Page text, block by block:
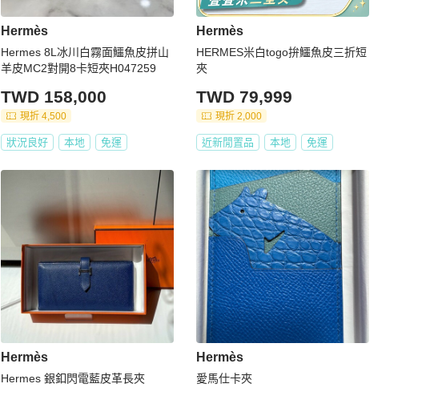
Hermès
Hermes 8L冰川白霧面鱷魚皮拼山
羊皮MC2對開8卡短夾H047259
TWD 158,000
現折 4,500
狀況良好 本地 免運
Hermès
HERMES米白togo拚鱷魚皮三折短
夾
TWD 79,999
現折 2,000
近新閒置品 本地 免運
Hermès
Hermes 銀釦閃電藍皮革長夾
Hermès
愛馬仕卡夾